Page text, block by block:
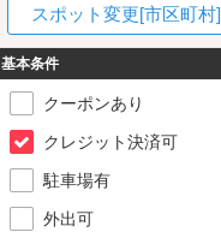
スポット変更[市区町村]
基本条件
クーポンあり
クレジット決済可
駐車場有
外出可